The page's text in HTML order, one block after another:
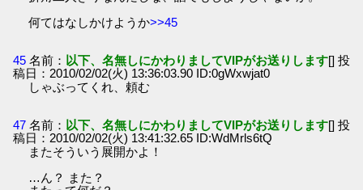
何てはなしかけようか>>45
45 名前： 以下、名無しにかわりましてVIPがお送りします[] 投
稿日：2010/02/02(火) 13:36:03.90 ID:0gWxwjat0
しゃぶってくれ、頼む
47 名前： 以下、名無しにかわりましてVIPがお送りします[] 投
稿日：2010/02/02(火) 13:41:32.65 ID:WdMrls6tQ
またそういう展開かよ！
…ん？ また？